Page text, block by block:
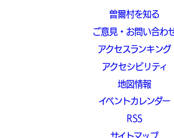
曽爾村を知る
ご意見・お問い合わ
アクセスランキング
アクセシビリティ
地図情報
イベントカレンダー
RSS
サイトマップ